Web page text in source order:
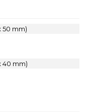
50 mm)
40 mm)